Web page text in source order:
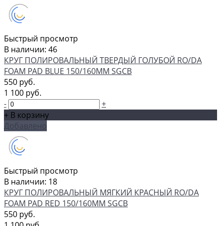
Быстрый просмотр
В наличии: 46
КРУГ ПОЛИРОВАЛЬНЫЙ ТВЕРДЫЙ ГОЛУБОЙ RO/DA
FOAM PAD BLUE 150/160ММ SGCB
550 руб.
1 100 руб.
-
+
+ В корзину
Добавлено
Быстрый просмотр
В наличии: 18
КРУГ ПОЛИРОВАЛЬНЫЙ МЯГКИЙ КРАСНЫЙ RO/DA
FOAM PAD RED 150/160ММ SGCB
550 руб.